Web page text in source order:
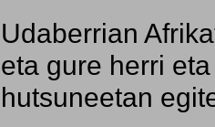
Udaberrian
eta gure herri
hutsuneetan